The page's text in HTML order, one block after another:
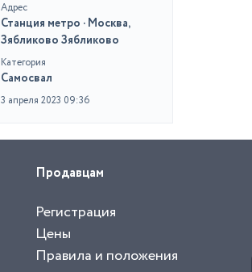
Адрес
Станция метро · Москва,
Зябликово Зябликово
Категория
Самосвал
3 апреля 2023 09:36
Продавцам
Регистрация
Цены
Правила и положения